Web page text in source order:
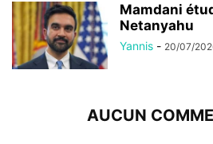
Mamdani
Netanyahu
Yannis - 20/07/
AUCUN